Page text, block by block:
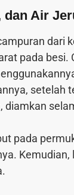
dan Air
dari
pada besi.
setelah
pada